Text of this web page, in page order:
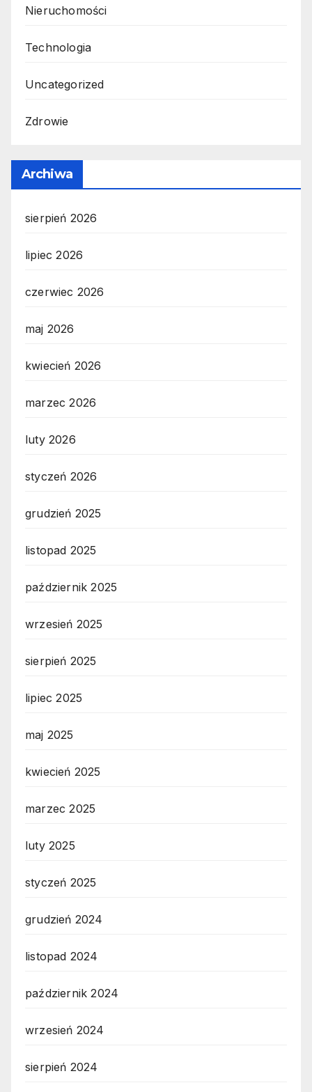
Nieruchomości
Technologia
Uncategorized
Zdrowie
Archiwa
sierpień 2026
lipiec 2026
czerwiec 2026
maj 2026
kwiecień 2026
marzec 2026
luty 2026
styczeń 2026
grudzień 2025
listopad 2025
październik 2025
wrzesień 2025
sierpień 2025
lipiec 2025
maj 2025
kwiecień 2025
marzec 2025
luty 2025
styczeń 2025
grudzień 2024
listopad 2024
październik 2024
wrzesień 2024
sierpień 2024